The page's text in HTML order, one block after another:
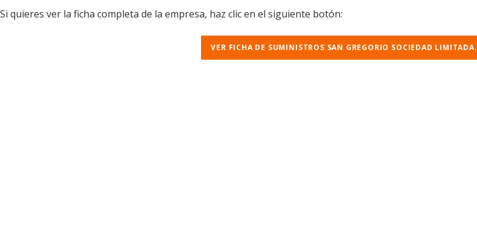
Si quieres ver la ficha completa de la empresa, haz clic en el siguiente botón:
VER FICHA DE SUMINISTROS SAN GREGORIO SOCIEDAD LIMITADA.